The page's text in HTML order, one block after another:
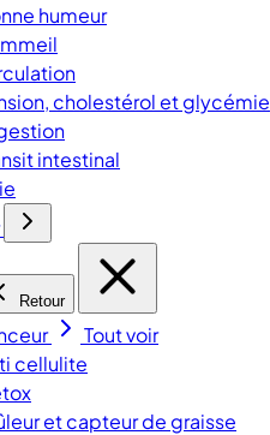
humeur
cholestérol et glycémie
intestinal
Retour
Tout voir
cellulite
et capteur de graisse